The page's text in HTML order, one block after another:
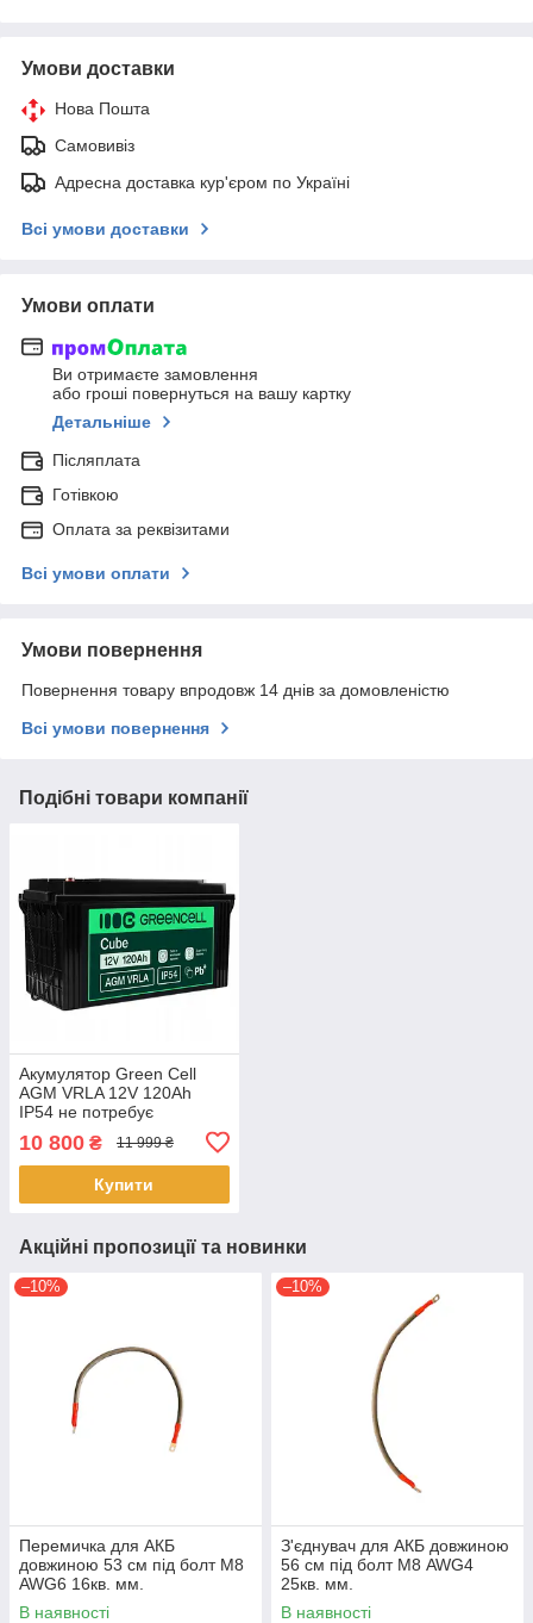
Умови доставки
Нова Пошта
Самовивіз
Адресна доставка кур'єром по Україні
Всі умови доставки
Умови оплати
Ви отримаєте замовлення
або гроші повернуться на вашу картку
Детальніше
Післяплата
Готівкою
Оплата за реквізитами
Всі умови оплати
Умови повернення
Повернення товару впродовж 14 днів за домовленістю
Всі умови повернення
Подібні товари компанії
Акумулятор Green Cell
AGM VRLA 12V 120Ah
IP54 не потребує
служби - 5 років)
10 800 ₴ 11 999 ₴
Купити
Акційні пропозиції та новинки
–10%
Перемичка для АКБ
довжиною 53 см під болт M8
AWG6 16кв. мм.
В наявності
–10%
З'єднувач для АКБ довжиною
56 см під болт М8 AWG4
25кв. мм.
В наявності